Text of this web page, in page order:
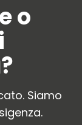
o
Siamo